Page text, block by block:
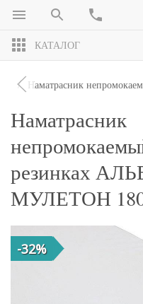
КАТАЛОГ
Наматрасник
Наматрасник
резинках
МУЛЕТОН
-32%